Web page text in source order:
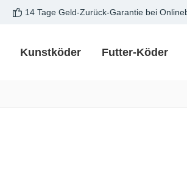
14 Tage Geld-Zurück-Garantie bei
Kunstköder Futter-Köder